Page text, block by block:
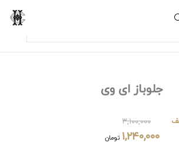
جلوباز ای وی
۳,۱۰۰,۰۰۰
۱,۲۴۰,۰۰۰ تومان